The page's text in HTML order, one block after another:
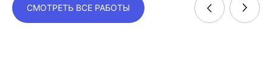
СМОТРЕТЬ ВСЕ РАБОТЫ